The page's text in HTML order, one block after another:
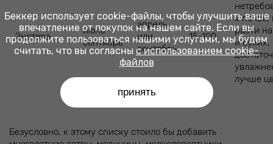
Энотера
июнь -
сентябрь
апрель
или
сентябрь
15-100
к почве,
расти
и
лучше
Безусловно, к этому списку стоило бы добавить
Беккер использует cookie-файлы, чтобы улучшить ваше
впечатление от покупок на нашем сайте. Если вы
продолжите пользоваться нашими услугами, мы будем
считать, что вы согласны с использованием cookie-
файлов
принять